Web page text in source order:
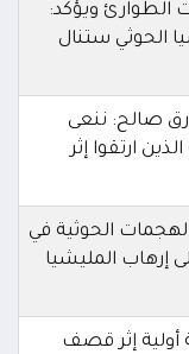
ويؤكد:
الحوثي ستنال
صالح: ننعى
ارتقوا إثر
الحوثية في
إرهاب المليشيا
أولية إثر قصف